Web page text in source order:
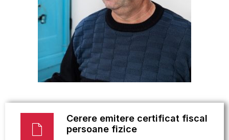
Cerere emitere certificat fiscal
persoane fizice